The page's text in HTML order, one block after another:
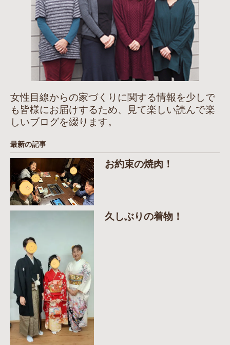
女性目線からの家づくりに関する情報を少しで
も皆様にお届けするため、見て楽しい読んで楽
しいブログを綴ります。
最新の記事
お約束の焼肉！
久しぶりの着物！